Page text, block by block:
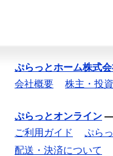
ぷらっとホーム株式
会社概要
株主・投
ぷらっとオンライン
ご利用ガイド
ぷら
配送・決済について